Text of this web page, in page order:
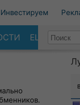
Инвестируем
ЕЩЕ